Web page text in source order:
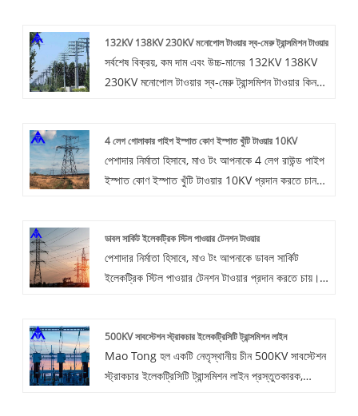
132KV 138KV 230KV মনোপোল টাওয়ার স্ব-মেরু ট্রান্সমিশন টাওয়ার
সর্বশেষ বিক্রয়, কম দাম এবং উচ্চ-মানের 132KV 138KV
230KV মনোপোল টাওয়ার স্ব-মেরু ট্রান্সমিশন টাওয়ার কিনতে
টিউব টাওয়ার সম্পূর্ণ গ্যালভানাইজড অর্জন করতে পারে, ইস্পাত
পাইপের ব্যবহার কম স্থান, সুন্দর আকৃতি এবং আশেপাশের
পরিবেশকে আরও সুরেলা কভার করে।
4 লেগ গোলাকার পাইপ ইস্পাত কোণ ইস্পাত খুঁটি টাওয়ার 10KV
পেশাদার নির্মাতা হিসাবে, মাও টং আপনাকে 4 লেগ রাউন্ড পাইপ
ইস্পাত কোণ ইস্পাত খুঁটি টাওয়ার 10KV প্রদান করতে চান।
ডাবল সার্কিট ইলেকট্রিক স্টিল পাওয়ার টেনশন টাওয়ার
পেশাদার নির্মাতা হিসাবে, মাও টং আপনাকে ডাবল সার্কিট
ইলেকট্রিক স্টিল পাওয়ার টেনশন টাওয়ার প্রদান করতে চায়।
500KV সাবস্টেশন স্ট্রাকচার ইলেকট্রিসিটি ট্রান্সমিশন লাইন
Mao Tong হল একটি নেতৃস্থানীয় চীন 500KV সাবস্টেশন
স্ট্রাকচার ইলেকট্রিসিটি ট্রান্সমিশন লাইন প্রস্তুতকারক,